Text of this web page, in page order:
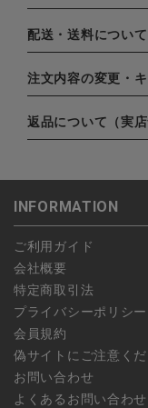
下記お支払い方法よ
・クレジットカード
EXPRESS,Diners
・amazonペイメン
・楽天ペイ
・PayPay
配送・送料について
配達業者：日本郵便
北海道：1,400円
注文内容の変更・
ご注文日当日から翌
ンセルは可能です。
します。
予約商品など一部キ
かじめご了承ください
返品について（実店
こちら よりご依頼く
INFORMATION
ご利用ガイド
会社概要
特定商取引法
プライバシーポリシー
会員規約
偽サイトにご注意く
お問い合わせ
よくあるお問い合わせ